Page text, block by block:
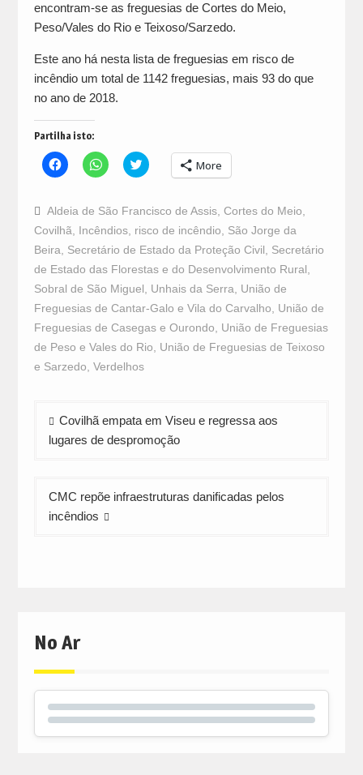
encontram-se as freguesias de Cortes do Meio,
Peso/Vales do Rio e Teixoso/Sarzedo.
Este ano há nesta lista de freguesias em risco de
incêndio um total de 1142 freguesias, mais 93 do que
no ano de 2018.
Partilha isto:
Click
to
Facebook
(Opens
in
new
window)
Click
to
WhatsApp
(Opens
in
new
window)
Click
to
Twitter
(Opens
in
new
window)
More
Aldeia de São Francisco de Assis, Cortes do Meio
Covilhã
Incêndios, risco de incêndio
São Jorge da
Beira
Secretário de Estado da Proteção Civil
Secretário
de Estado das Florestas e do Desenvolvimento Rural
Sobral de São Miguel
Unhais da Serra
União de
Freguesias de Cantar-Galo e Vila do Carvalho
União de
Freguesias de Casegas e Ourondo
União de Freguesias
de Peso e Vales do Rio
União de Freguesias de Teixoso
e Sarzedo Verdelhos
Navegação
de
Covilhã empata em Viseu e regressa aos
lugares de despromoção
CMC repõe infraestruturas danificadas pelos
incêndios
No Ar